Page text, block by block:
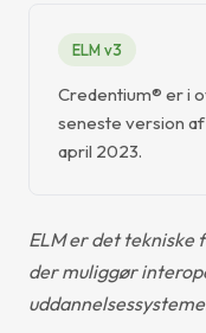
ELM v3
Credentium® er i
seneste version
april 2023.
ELM er det tekniske
der muliggør